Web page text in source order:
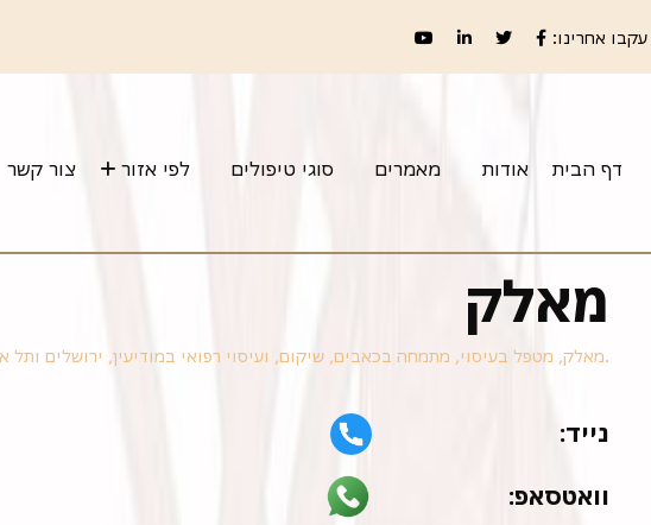
עקבו אחרינו:
דף הבית אודות מאמרים סוגי טיפולים לפי אזור צור קשר
מאלק
מאלק, מטפל בעיסוי, מתמחה בכאבים, שיקום, ועיסוי רפואי במודיעין, ירושלים ותל אביב.
נייד:
וואטסאפ: